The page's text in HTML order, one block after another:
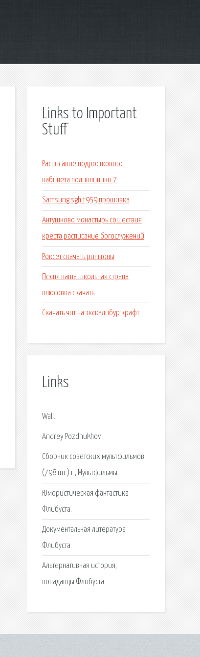
Links to Important
Stuff
Расписание подросткового
кабинета поликлиники 7
Samsung sgh t959 прошивка
Антушково монастырь сошествия
креста расписание богослужений
Роксет скачать рингтоны
Песня наша школьная страна
плюсовка скачать
Скачать чит на экскалибур крафт
Links
Wall.
Andrey Pozdnukhov.
Сборник советских мультфильмов
(798 шт.) г., Мультфильмы.
Юмористическая фантастика
Флибуста.
Документальная литература
Флибуста.
Альтернативная история,
попаданцы Флибуста.